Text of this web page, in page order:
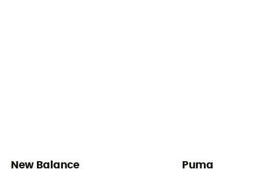
New Balance Puma